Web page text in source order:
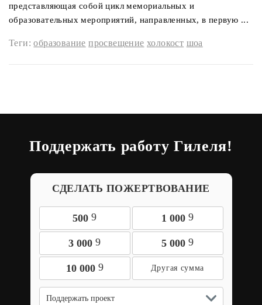
представляющая собой цикл мемориальных и
образовательных мероприятий, направленных, в первую ...
Теги:образование просвещение холокост шоа
Поддержать работу Гилеля!
СДЕЛАТЬ ПОЖЕРТВОВАНИЕ
500 9 1 000 9
3 000 9 5 000 9
10 000 9
Поддержать проект